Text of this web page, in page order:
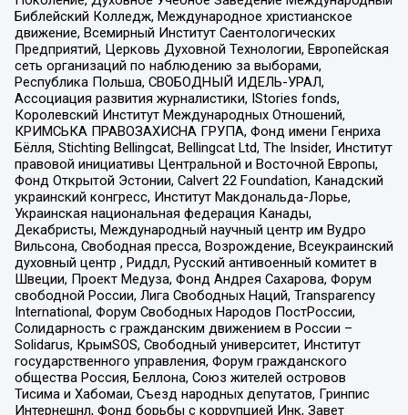
Библейский Колледж, Международное христианское
движение, Всемирный Институт Саентологических
Предприятий, Церковь Духовной Технологии, Европейская
сеть организаций по наблюдению за выборами,
Республика Польша, СВОБОДНЫЙ ИДЕЛЬ-УРАЛ,
Ассоциация развития журналистики, IStories fonds,
Королевский Институт Международных Отношений,
КРИМСЬКА ПРАВОЗАХИСНА ГРУПА, Фонд имени Генриха
Бёлля, Stichting Bellingcat, Bellingcat Ltd, The Insider, Институт
правовой инициативы Центральной и Восточной Европы,
Фонд Открытой Эстонии, Calvert 22 Foundation, Канадский
украинский конгресс, Институт Макдональда-Лорье,
Украинская национальная федерация Канады,
Декабристы, Международный научный центр им Вудро
Вильсона, Свободная пресса, Возрождение, Всеукраинский
духовный центр , Риддл, Русский антивоенный комитет в
Швеции, Проект Медуза, Фонд Андрея Сахарова, Форум
свободной России, Лига Свободных Наций, Transparеncy
International, Форум Свободных Народов ПостРоссии,
Солидарность с гражданским движением в России –
Solidarus, КрымSOS, Свободный университет, Институт
государственного управления, Форум гражданского
общества Россия, Беллона, Союз жителей островов
Тисима и Хабомаи, Съезд народных депутатов, Гринпис
Интернешнл, Фонд борьбы с коррупцией Инк, Завет